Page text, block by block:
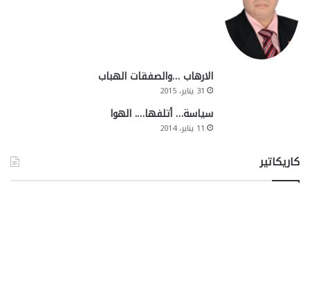
الارهاب …والصفقات الهباب
31 يناير، 2015
سياسة… أتلفها…. الهوا
11 يناير، 2014
كاريكاتير